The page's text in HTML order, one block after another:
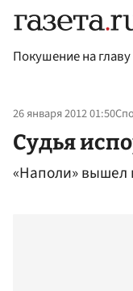
Покушение на
26 января 2012 01:50
Судья
«Наполи» вышел